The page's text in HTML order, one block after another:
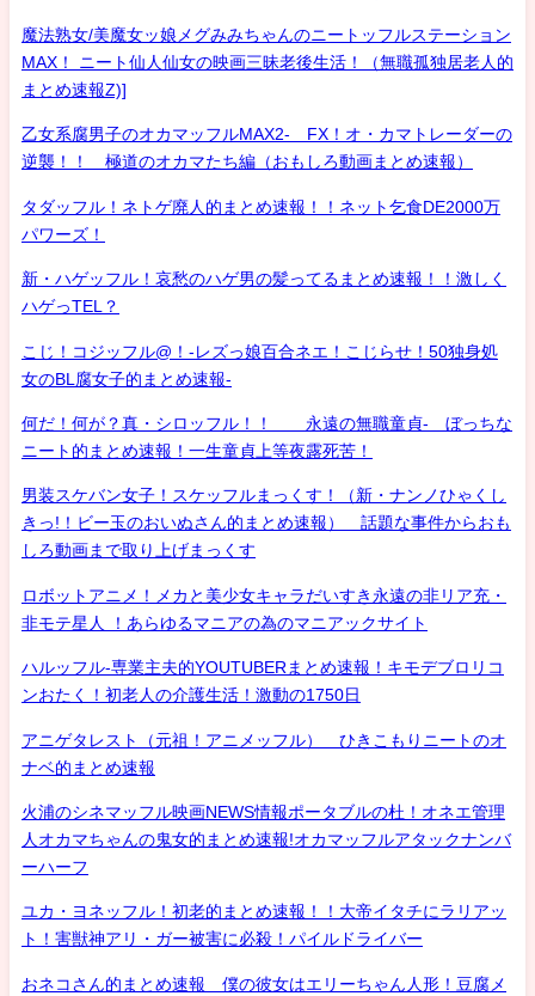
魔法熟女/美魔女ッ娘メグみみちゃんのニートッフルステーション
MAX！ ニート仙人仙女の映画三昧老後生活！（無職孤独居老人的
まとめ速報Z)]
乙女系腐男子のオカマッフルMAX2- FX！オ・カマトレーダーの
逆襲！！ 極道のオカマたち編（おもしろ動画まとめ速報）
タダッフル！ネトゲ廃人的まとめ速報！！ネット乞食DE2000万
パワーズ！
新・ハゲッフル！哀愁のハゲ男の髪ってるまとめ速報！！激しく
ハゲっTEL？
こじ！コジッフル@！-レズっ娘百合ネエ！こじらせ！50独身処
女のBL腐女子的まとめ速報-
何だ！何が？真・シロッフル！！ 永遠の無職童貞- ぼっちな
ニート的まとめ速報！一生童貞上等夜露死苦！
男装スケバン女子！スケッフルまっくす！（新・ナンノひゃくし
きっ!！ビー玉のおいぬさん的まとめ速報） 話題な事件からおも
しろ動画まで取り上げまっくす
ロボットアニメ！メカと美少女キャラだいすき永遠の非リア充・
非モテ星人 ！あらゆるマニアの為のマニアックサイト
ハルッフル-専業主夫的YOUTUBERまとめ速報！キモデブロリコ
ンおたく！初老人の介護生活！激動の1750日
アニゲタレスト（元祖！アニメッフル） ひきこもりニートのオ
ナベ的まとめ速報
火浦のシネマッフル映画NEWS情報ポータブルの杜！オネエ管理
人オカマちゃんの鬼女的まとめ速報!オカマッフルアタックナンバ
ーハーフ
ユカ・ヨネッフル！初老的まとめ速報！！大帝イタチにラリアッ
ト！害獣神アリ・ガー被害に必殺！パイルドライバー
おネコさん的まとめ速報 僕の彼女はエリーちゃん人形！豆腐メ